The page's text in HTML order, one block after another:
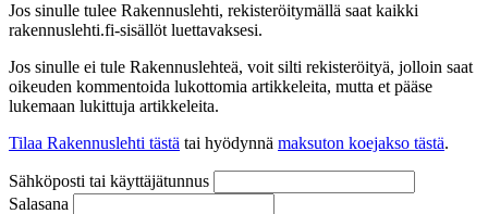
Jos sinulle tulee Rakennuslehti, rekisteröitymällä saat kaikki
rakennuslehti.fi-sisällöt luettavaksesi.
Jos sinulle ei tule Rakennuslehteä, voit silti rekisteröityä, jolloin saat
oikeuden kommentoida lukottomia artikkeleita, mutta et pääse
lukemaan lukittuja artikkeleita.
Tilaa Rakennuslehti tästä tai hyödynnä maksuton koejakso tästä.
Sähköposti tai käyttäjätunnus
Salasana